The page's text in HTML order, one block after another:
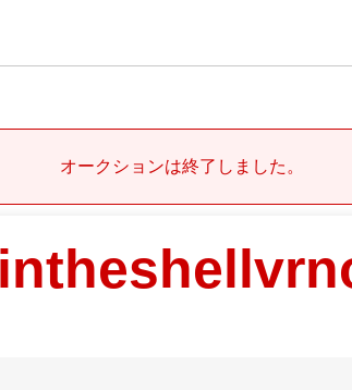
オークションは終了しました。